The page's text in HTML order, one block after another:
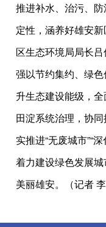
推进补水、治污、
定性，涵养好雄安新
区生态环境局局长
强以节约集约、绿
升生态建设能级，
田淀系统治理，协
实推进“无废城市”“
着力建设绿色发展
美丽雄安。（记者 李